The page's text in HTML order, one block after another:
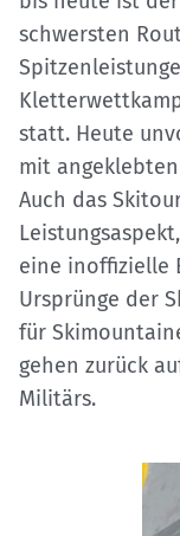
schwersten
statt. Heute
mit
Auch das
eine inoffizielle
Ursprünge der
für
gehen zurück
Militärs.